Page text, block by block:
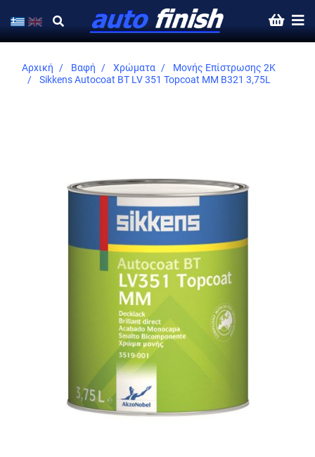
Αρχική Βαφή Χρώματα
Μονής Επίστρωσης 2K
Sikkens Autocoat BT LV 351 Topcoat MM B321 3,75L